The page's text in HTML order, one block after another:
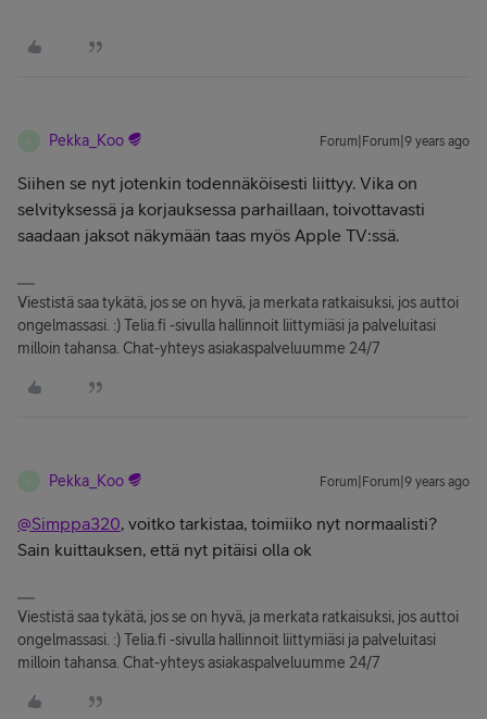
Pekka_Koo Forum|Forum|9 years ago
Siihen se nyt jotenkin todennäköisesti liittyy. Vika on
selvityksessä ja korjauksessa parhaillaan, toivottavasti
saadaan jaksot näkymään taas myös Apple TV:ssä.
Viestistä saa tykätä, jos se on hyvä, ja merkata ratkaisuksi, jos auttoi
ongelmassasi. :) Telia.fi -sivulla hallinnoit liittymiäsi ja palveluitasi
milloin tahansa. Chat-yhteys asiakaspalveluumme 24/7
Pekka_Koo Forum|Forum|9 years ago
@Simppa320, voitko tarkistaa, toimiiko nyt normaalisti?
Sain kuittauksen, että nyt pitäisi olla ok
Viestistä saa tykätä, jos se on hyvä, ja merkata ratkaisuksi, jos auttoi
ongelmassasi. :) Telia.fi -sivulla hallinnoit liittymiäsi ja palveluitasi
milloin tahansa. Chat-yhteys asiakaspalveluumme 24/7